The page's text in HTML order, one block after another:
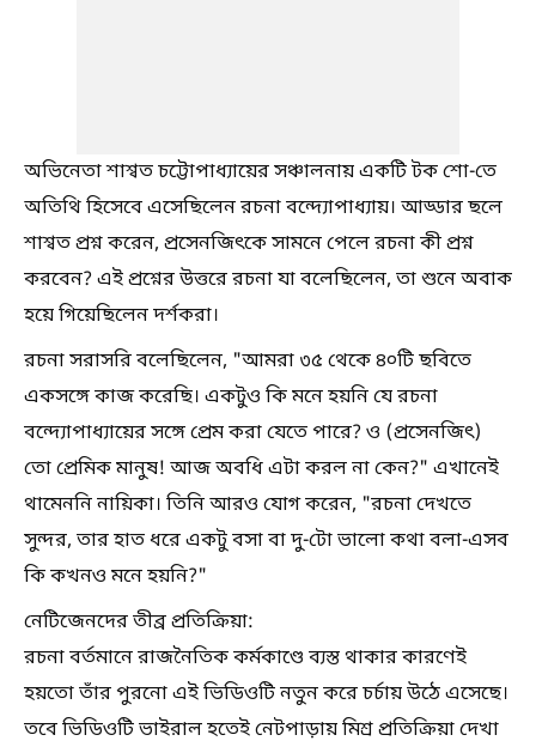
অভিনেতা শাশ্বত চট্টোপাধ্যায়ের সঞ্চালনায় একটি টক শো-তে
অতিথি হিসেবে এসেছিলেন রচনা বন্দ্যোপাধ্যায়। আড্ডার ছলে
শাশ্বত প্রশ্ন করেন, প্রসেনজিৎকে সামনে পেলে রচনা কী প্রশ্ন
করবেন? এই প্রশ্নের উত্তরে রচনা যা বলেছিলেন, তা শুনে অবাক
হয়ে গিয়েছিলেন দর্শকরা।
রচনা সরাসরি বলেছিলেন, "আমরা ৩৫ থেকে ৪০টি ছবিতে
একসঙ্গে কাজ করেছি। একটুও কি মনে হয়নি যে রচনা
বন্দ্যোপাধ্যায়ের সঙ্গে প্রেম করা যেতে পারে? ও (প্রসেনজিৎ)
তো প্রেমিক মানুষ! আজ অবধি এটা করল না কেন?" এখানেই
থামেননি নায়িকা। তিনি আরও যোগ করেন, "রচনা দেখতে
সুন্দর, তার হাত ধরে একটু বসা বা দু-টো ভালো কথা বলা-এসব
কি কখনও মনে হয়নি?"
নেটিজেনদের তীব্র প্রতিক্রিয়া:
রচনা বর্তমানে রাজনৈতিক কর্মকাণ্ডে ব্যস্ত থাকার কারণেই
হয়তো তাঁর পুরনো এই ভিডিওটি নতুন করে চর্চায় উঠে এসেছে।
তবে ভিডিওটি ভাইরাল হতেই নেটপাড়ায় মিশ্র প্রতিক্রিয়া দেখা